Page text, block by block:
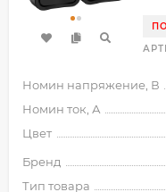
Номин напряжение, В
Номин ток, А
Цвет
Бренд
Тип товара